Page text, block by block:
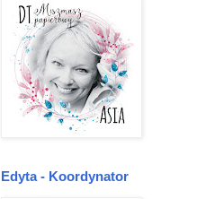
Edyta - Koordynator